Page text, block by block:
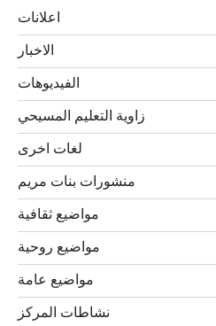
اعلانات
الاخبار
الفيديوهات
زاوية التعليم المسيحي
لغات اخرى
منشورات بنات مريم
مواضيع ثقافية
مواضيع روحية
مواضيع عامة
نشاطات المركز